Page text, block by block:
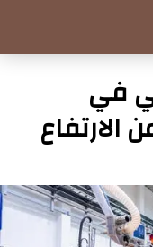
في
الارتفاع